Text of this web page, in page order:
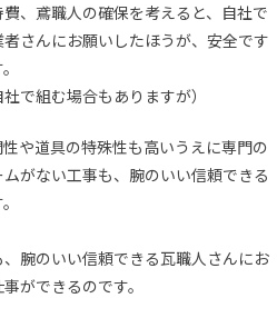
、鳶職人の確保を考えると、自社で
さんにお願いしたほうが、安全です
で組む場合もありますが）
や道具の特殊性も高いうえに専門の
がない工事も、腕のいい信頼できる
腕のいい信頼できる瓦職人さんにお
ができるのです。